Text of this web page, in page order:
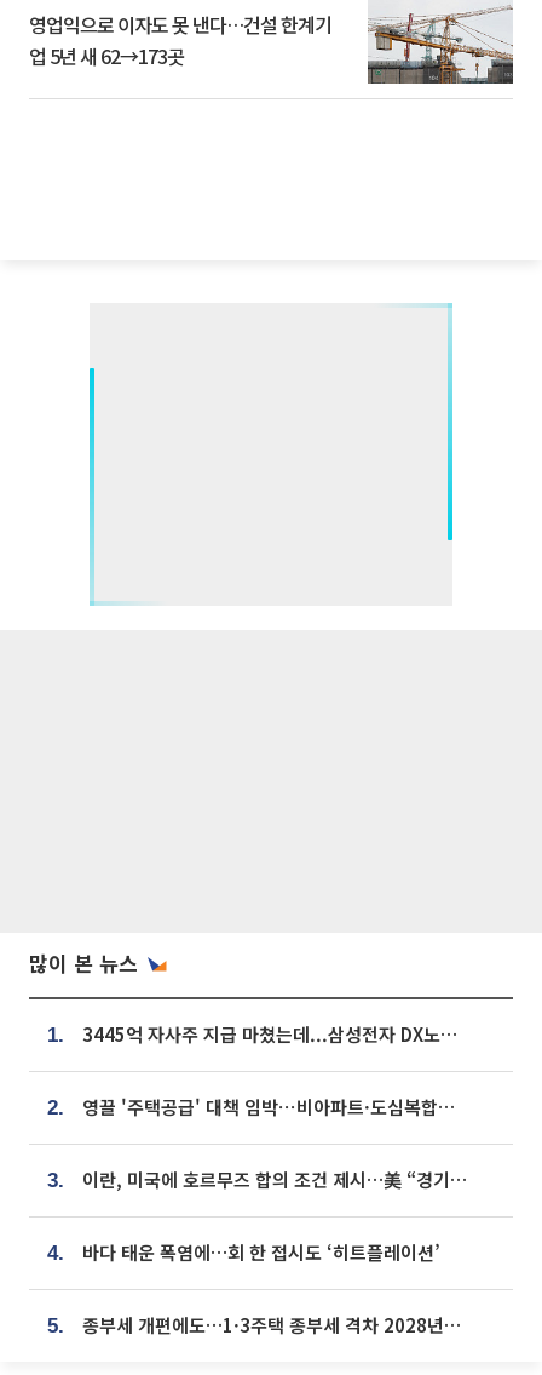
영업익으로 이자도 못 낸다…건설 한계기
업 5년 새 62→173곳
많이 본 뉴스
1. 3445억 자사주 지급 마쳤는데...삼성전자 DX노조, 뒤늦은 '떼쓰기 집회'
2. 영끌 '주택공급' 대책 임박⋯비아파트·도심복합까지 총동원
3. 이란, 미국에 호르무즈 합의 조건 제시…美 “경기 아직 안 끝나” [종합]
4. 바다 태운 폭염에…회 한 접시도 ‘히트플레이션’
5. 종부세 개편에도…1·3주택 종부세 격차 2028년부터 확대